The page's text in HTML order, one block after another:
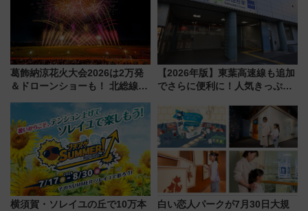
葛飾納涼花火大会2026は2万発
＆ドローンショーも！ 北総線を
車、観覧スポット情報と周辺観
光まとめ（7/28開催）
【2026年版】東葉高速線も追加
でさらに便利に！人気きっぷ
今年も発売 秋・早春に千葉県を
巡るなら使い勝手・コスパ抜群
横須賀・ソレイユの丘で10万本
白い恋人パークが7月30日大規